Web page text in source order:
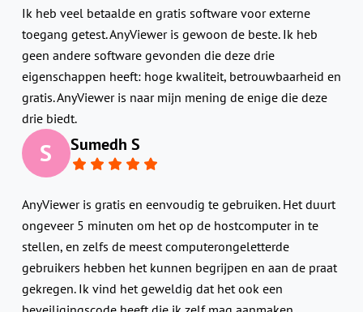
Ik heb veel betaalde en gratis software voor externe
toegang getest. AnyViewer is gewoon de beste. Ik heb
geen andere software gevonden die deze drie
eigenschappen heeft: hoge kwaliteit, betrouwbaarheid en
gratis. AnyViewer is naar mijn mening de enige die deze
drie biedt.
S Sumedh S
AnyViewer is gratis en eenvoudig te gebruiken. Het duurt
ongeveer 5 minuten om het op de hostcomputer in te
stellen, en zelfs de meest computerongeletterde
gebruikers hebben het kunnen begrijpen en aan de praat
gekregen. Ik vind het geweldig dat het ook een